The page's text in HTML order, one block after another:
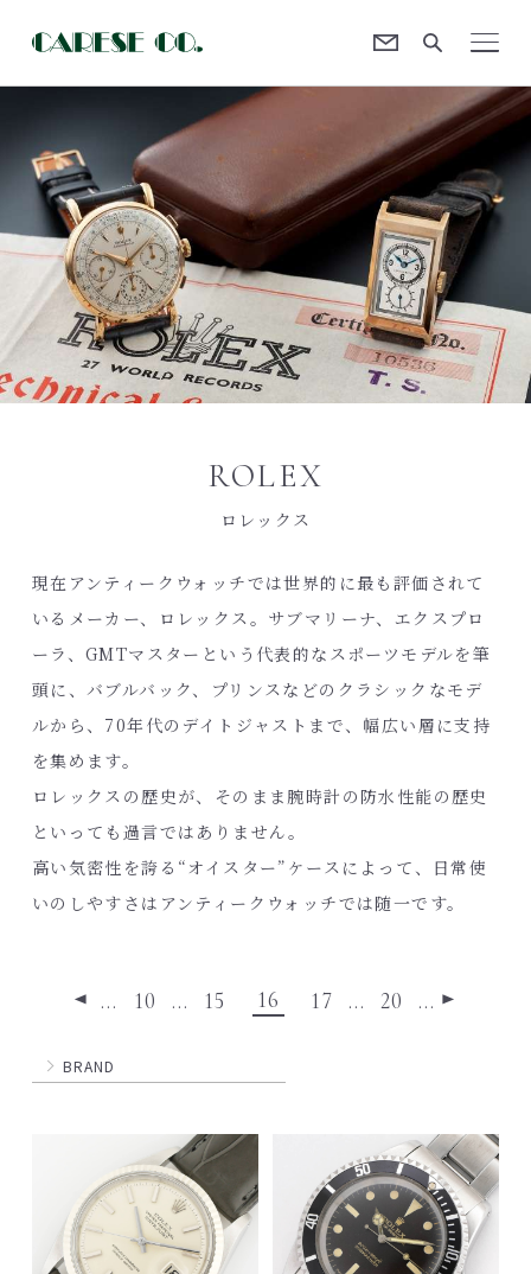
ROLEX
ロレックス
現在アンティークウォッチでは世界的に最も評価されて
いるメーカー、ロレックス。サブマリーナ、エクスプロ
ーラ、GMTマスターという代表的なスポーツモデルを筆
頭に、バブルバック、プリンスなどのクラシックなモデ
ルから、70年代のデイトジャストまで、幅広い層に支持
を集めます。
ロレックスの歴史が、そのまま腕時計の防水性能の歴史
といっても過言ではありません。
高い気密性を誇る“オイスター”ケースによって、日常使
いのしやすさはアンティークウォッチでは随一です。
◀ … 10 … 15 16 17 … 20 … ▶
BRAND